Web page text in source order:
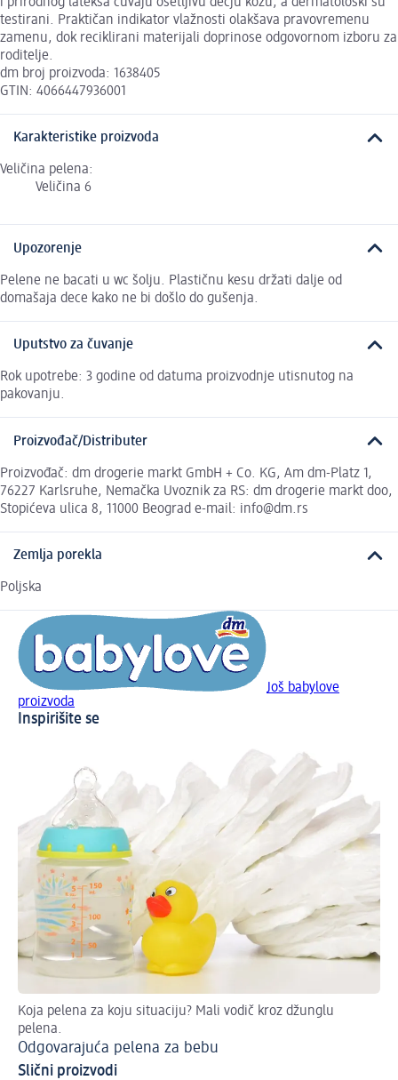
testirani. Praktičan indikator vlažnosti olakšava pravovremenu
zamenu, dok reciklirani materijali doprinose odgovornom izboru za
roditelje.
dm broj proizvoda: 1638405
GTIN: 4066447936001
Karakteristike proizvoda
Veličina pelena:
Veličina 6
Upozorenje
Pelene ne bacati u wc šolju. Plastičnu kesu držati dalje od
domašaja dece kako ne bi došlo do gušenja.
Uputstvo za čuvanje
Rok upotrebe: 3 godine od datuma proizvodnje utisnutog na
pakovanju.
Proizvođač/Distributer
Proizvođač: dm drogerie markt GmbH + Co. KG, Am dm-Platz 1,
76227 Karlsruhe, Nemačka Uvoznik za RS: dm drogerie markt doo,
Stopićeva ulica 8, 11000 Beograd e-mail: info@dm.rs
Zemlja porekla
Poljska
Još babylove
proizvoda
Inspirišite se
Koja pelena za koju situaciju? Mali vodič kroz džunglu
pelena.
Odgovarajuća pelena za bebu
Slični proizvodi